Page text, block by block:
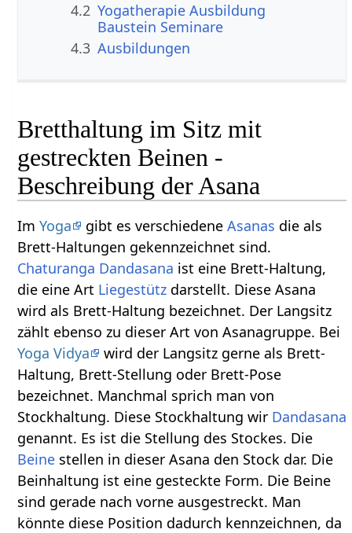
4.2 Yogatherapie Ausbildung
Baustein Seminare
4.3 Ausbildungen
Bretthaltung im Sitz mit
gestreckten Beinen -
Beschreibung der Asana
ImYoga gibt es verschiedeneAsanas die als
Brett-Haltungen gekennzeichnet sind.
Chaturanga Dandasana ist eine Brett-Haltung,
die eine Art Liegestütz darstellt. Diese Asana
wird als Brett-Haltung bezeichnet. Der Langsitz
zählt ebenso zu dieser Art von Asanagruppe. Bei
Yoga Vidya
wird der Langsitz gerne als Brett-
Haltung, Brett-Stellung oder Brett-Pose
bezeichnet. Manchmal sprich man von
Stockhaltung. Diese Stockhaltung wir Dandasana
genannt. Es ist die Stellung des Stockes. Die
Beine stellen in dieser Asana den Stock dar. Die
Beinhaltung ist eine gesteckte Form. Die Beine
sind gerade nach vorne ausgestreckt. Man
könnte diese Position dadurch kennzeichnen, da